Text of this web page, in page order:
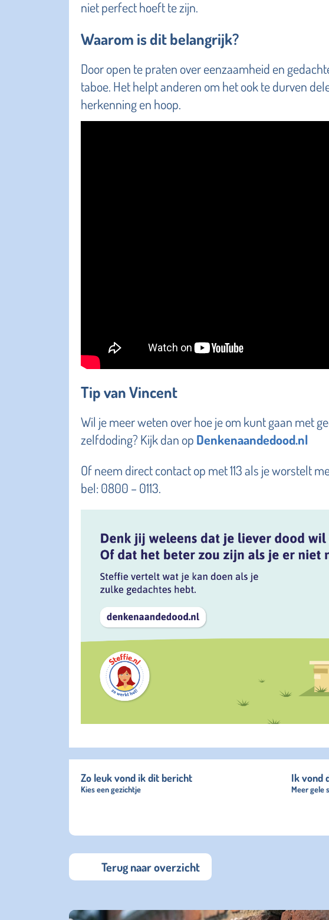
niet perfect hoeft te zijn.
Waarom is dit belangrijk?
Door open te praten over eenzaamheid en
taboe. Het helpt anderen om het ook te durven
herkenning en hoop.
Tip van Vincent
Wil je meer weten over hoe je om kunt gaan met
zelfdoding? Kijk dan op Denkenaandedood.nl
Of neem direct contact op met 113 als je worstelt
bel: 0800 – 0113.
Zo leuk vond ik dit bericht
Kies een gezichtje
Ik vond
Meer gele
Terug naar overzicht